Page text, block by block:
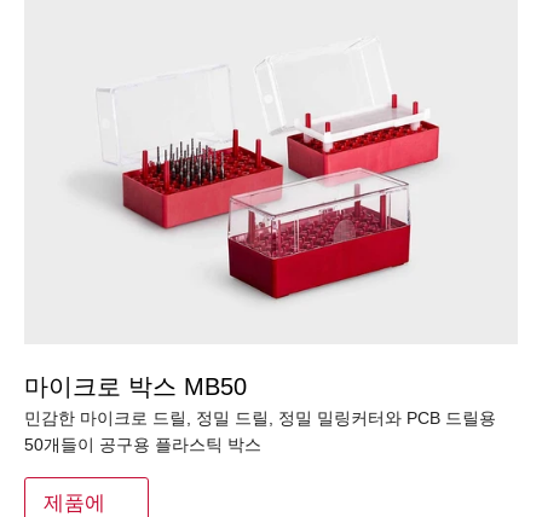
마이크로 박스 MB50
민감한 마이크로 드릴, 정밀 드릴, 정밀 밀링커터와 PCB 드릴용
50개들이 공구용 플라스틱 박스
제품에